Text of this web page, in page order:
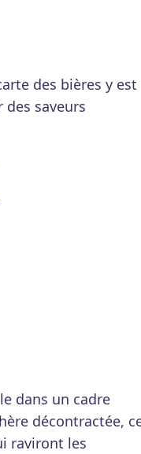
des bières y est
saveurs
dans un cadre
décontractée,
raviront les